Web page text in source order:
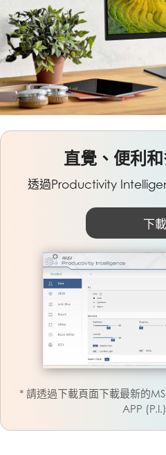
直覺、便利
透過Productivity
下載
* 請透過下載頁面下載最新的
APP